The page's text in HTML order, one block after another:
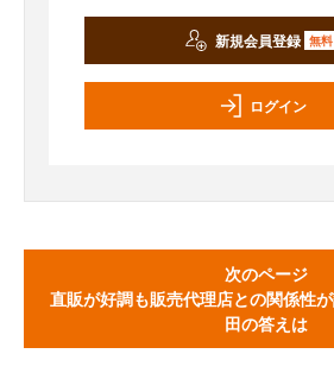
新規会員登録 無料
ログイン
次のページ
直販が好調も販売代理店との関係性
田の答えは